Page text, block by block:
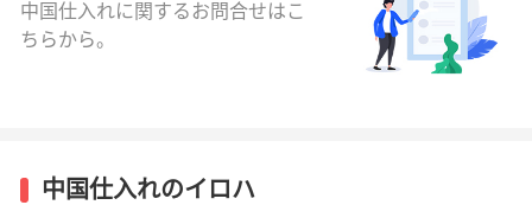
中国仕入れに関するお問合せはこ
ちらから。
中国仕入れのイロハ